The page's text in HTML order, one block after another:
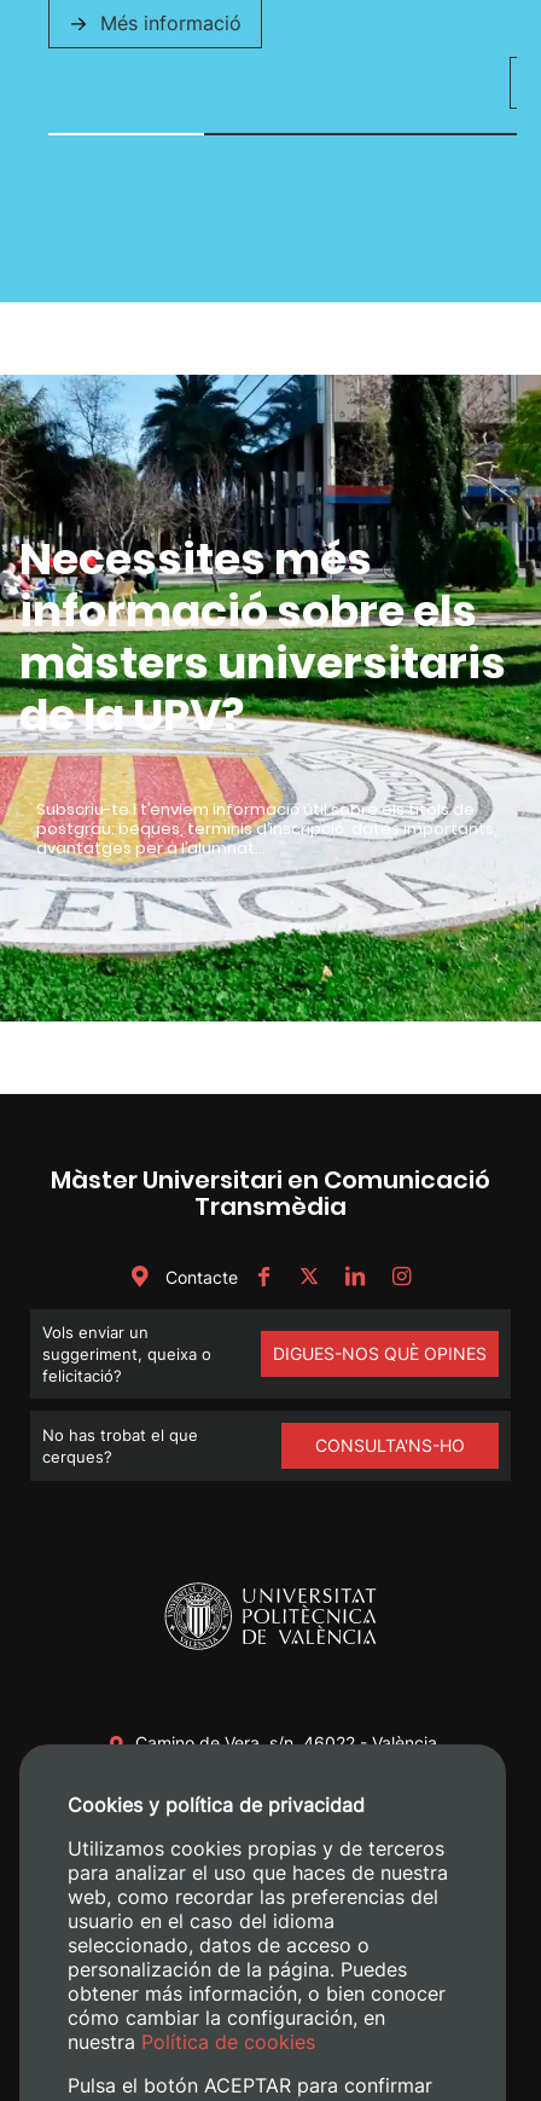
Més informació
Necessites més
informació sobre els
màsters universitaris
de la UPV?
Subscriu-te i t’enviem informació útil sobre els títols de
postgrau: beques, terminis d’inscripció, dates importants,
avantatges per a l’alumnat…
Màster Universitari en Comunicació
Transmèdia
Contacte
Vols enviar un
suggeriment, queixa o
felicitació?
DIGUES-NOS QUÈ OPINES
No has trobat el que
cerques?
CONSULTA'NS-HO
Camino de Vera, s/n. 46022 - València
+34 620 04 00 50
Cookies y política de privacidad
Utilizamos cookies propias y de terceros
para analizar el uso que haces de nuestra
web, como recordar las preferencias del
usuario en el caso del idioma
seleccionado, datos de acceso o
personalización de la página. Puedes
obtener más información, o bien conocer
cómo cambiar la configuración, en
nuestra Política de cookies
Pulsa el botón ACEPTAR para confirmar